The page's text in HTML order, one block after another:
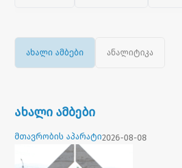
ახალი ამბები ანალიტიკა
ახალი ამბები
მთავრობის აპარატი2026-08-08